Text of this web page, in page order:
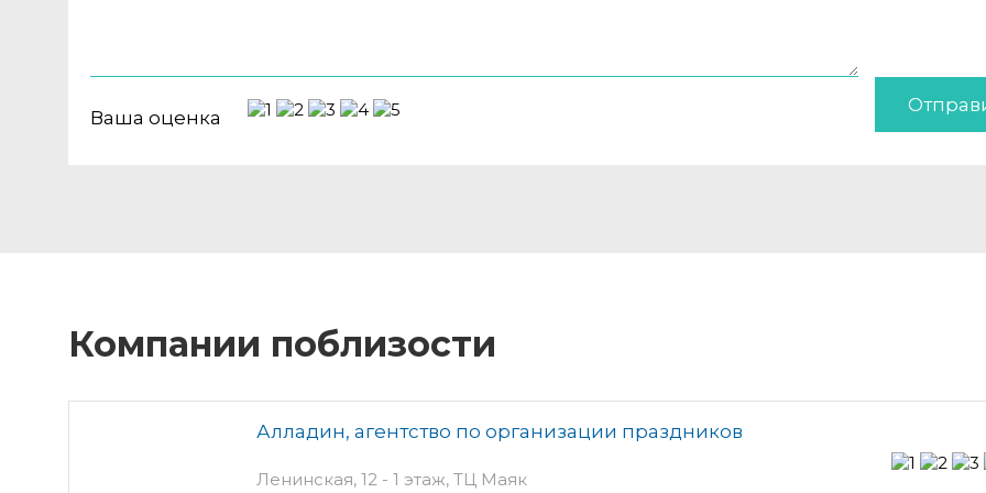
Ваша оценка
Компании поблизости
Алладин, агентство по организации праздников
Ленинская, 12 - 1 этаж, ТЦ Маяк